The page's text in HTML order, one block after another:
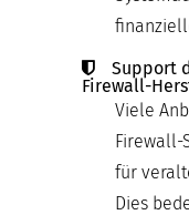
Support
Firewall-
Viele
Firewall-
für
Dies